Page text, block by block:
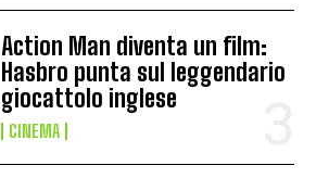
Action Man diventa un film:
Hasbro punta sul leggendario
giocattolo inglese
CINEMA